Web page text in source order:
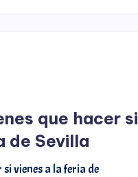
que hacer si
de Sevilla
vienes a la feria de